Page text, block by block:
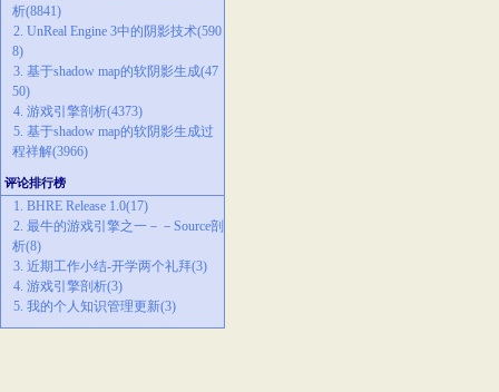
析(8841)
2. UnReal Engine 3中的阴影技术(590
8)
3. 基于shadow map的软阴影生成(47
50)
4. 游戏引擎剖析(4373)
5. 基于shadow map的软阴影生成过
程祥解(3966)
评论排行榜
1. BHRE Release 1.0(17)
2. 最牛的游戏引擎之一－－Source剖
析(8)
3. 近期工作小结-开学两个礼拜(3)
4. 游戏引擎剖析(3)
5. 我的个人知识管理更新(3)